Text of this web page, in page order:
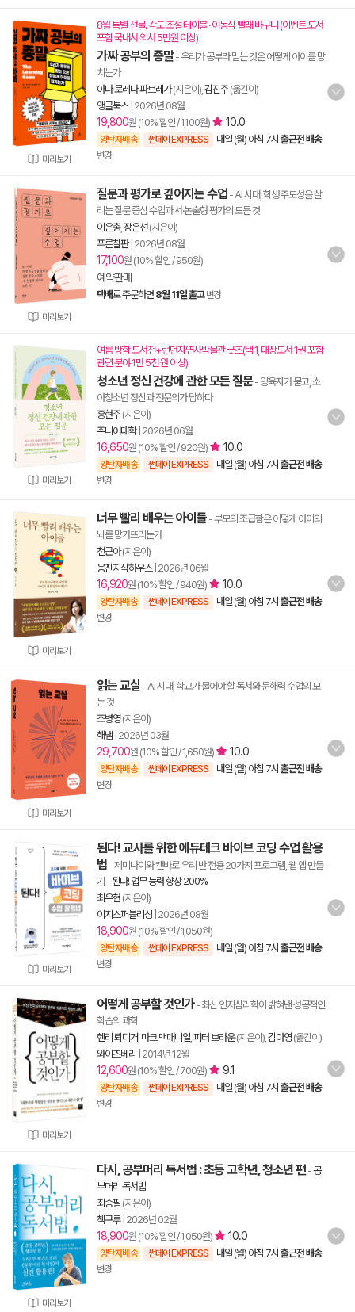
미리보기
8월 특별 선물. 각도 조절 테이블 · 이동식 빨래 바구니 (이벤트 도서
포함 국내서·외서 5만원 이상)
가짜 공부의 종말- 우리가 공부라 믿는 것은 어떻게 아이를 망
치는가
아나 로레나 파브레가(지은이), 김진주(옮긴이)
앵글북스| 2026년 08월
19,800원 (10% 할인 / 1,100원) 10.0
양탄자배송 썬데이 EXPRESS 내일 (월) 아침 7시 출근전 배송
변경
미리보기
질문과 평가로 깊어지는 수업 - AI 시대, 학생 주도성을 살
리는 질문 중심 수업과 서·논술형 평가의 모든 것
이은총, 장은선(지은이)
푸른칠판| 2026년 08월
17,100원 (10% 할인 / 950원)
예약판매
택배로 주문하면 8월 11일 출고 변경
미리보기
여름 방학 도서전+런던자연사박물관 굿즈(택 1, 대상도서 1권 포함
관련 분야 1만 5천 원 이상)
청소년 정신 건강에 관한 모든 질문- 양육자가 묻고, 소
아청소년 정신과 전문의가 답하다
홍현주(지은이)
주니어태학| 2026년 06월
16,650원 (10% 할인 / 920원) 10.0
양탄자배송 썬데이 EXPRESS 내일 (월) 아침 7시 출근전 배송
변경
미리보기
너무 빨리 배우는 아이들 - 부모의 조급함은 어떻게 아이의
뇌를 망가뜨리는가
천근아(지은이)
웅진지식하우스| 2026년 06월
16,920원 (10% 할인 / 940원) 10.0
양탄자배송 썬데이 EXPRESS 내일 (월) 아침 7시 출근전 배송
변경
미리보기
읽는 교실 - AI 시대, 학교가 물어야 할 독서와 문해력 수업의 모
든 것
조병영(지은이)
해냄 2026년 03월
29,700원 (10% 할인 / 1,650원) 10.0
양탄자배송 썬데이 EXPRESS 내일 (월) 아침 7시 출근전 배송
변경
미리보기
된다! 교사를 위한 에듀테크 바이브 코딩 수업 활용
법 - 제미나이와 캔바로 우리 반 전용 20가지 프로그램, 웹 앱 만들
기 - 된다! 업무 능력 향상 200%
최우현 (지은이)
이지스퍼블리싱 2026년 08월
18,900원 (10% 할인 / 1,050원)
양탄자배송 썬데이 EXPRESS 내일 (월) 아침 7시 출근전 배송
변경
미리보기
어떻게 공부할 것인가- 최신 인지심리학이 밝혀낸 성공적인
학습의 과학
헨리 뢰디거 마크 맥대니얼 피터 브라운(지은이), 김아영(옮긴이)
와이즈베리
2014년 12월
12,600원 (10% 할인 / 700원) 9.1
양탄자배송 썬데이 EXPRESS 내일 (월) 아침 7시 출근전 배송
변경
미리보기
다시, 공부머리 독서법 : 초등 고학년, 청소년 편 -공
부머리 독서법
최승필 (지은이)
책구루| 2026년 02월
18,900원 (10% 할인 / 1,050원) 10.0
양탄자배송 썬데이 EXPRESS 내일 (월) 아침 7시 출근전 배송
변경